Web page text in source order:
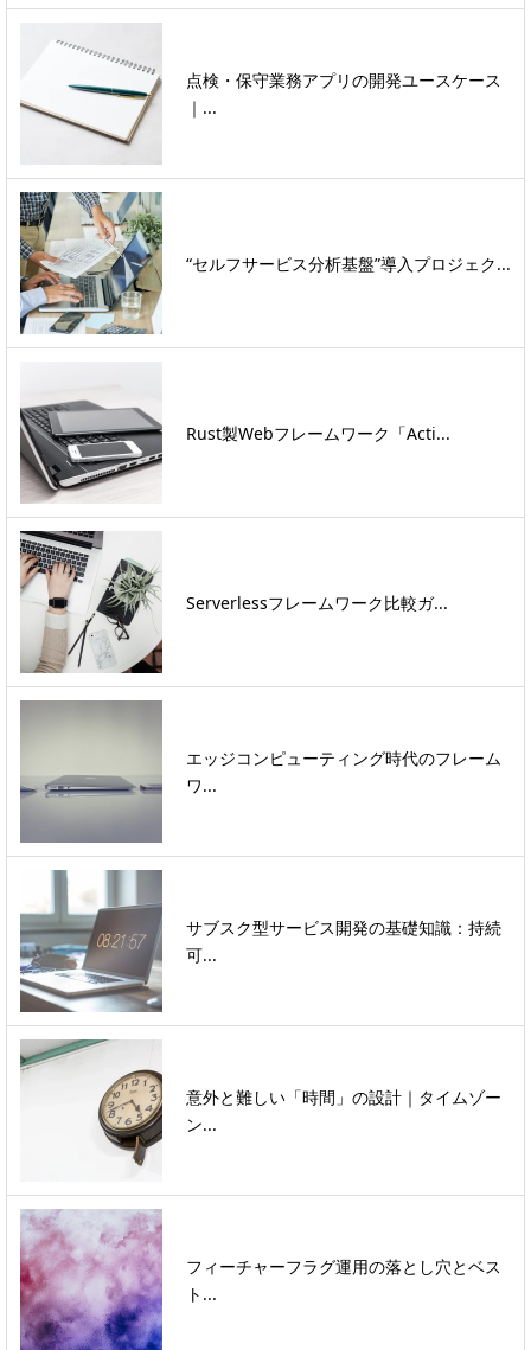
点検・保守業務アプリの開発ユースケース
｜...
“セルフサービス分析基盤”導入プロジェク...
Rust製Webフレームワーク「Acti...
Serverlessフレームワーク比較ガ...
エッジコンピューティング時代のフレーム
ワ...
サブスク型サービス開発の基礎知識：持続
可...
意外と難しい「時間」の設計｜タイムゾー
ン...
フィーチャーフラグ運用の落とし穴とベス
ト...